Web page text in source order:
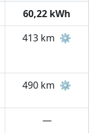
60,22 kWh
413 km ⚙️
490 km ⚙️
—